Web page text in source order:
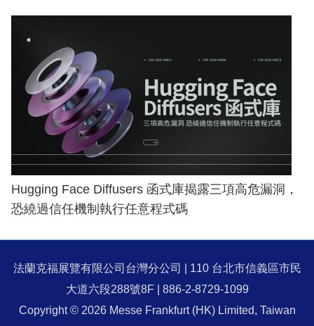
Hugging Face Diffusers 函式庫揭露三項高危漏洞，
恐繞過信任機制執行任意程式碼
法蘭克福展覽有限公司台灣分公司 | 110 台北市信義區市民
大道六段288號8F | 886-2-8729-1099
Copyright © 2026 Messe Frankfurt (HK) Limited, Taiwan